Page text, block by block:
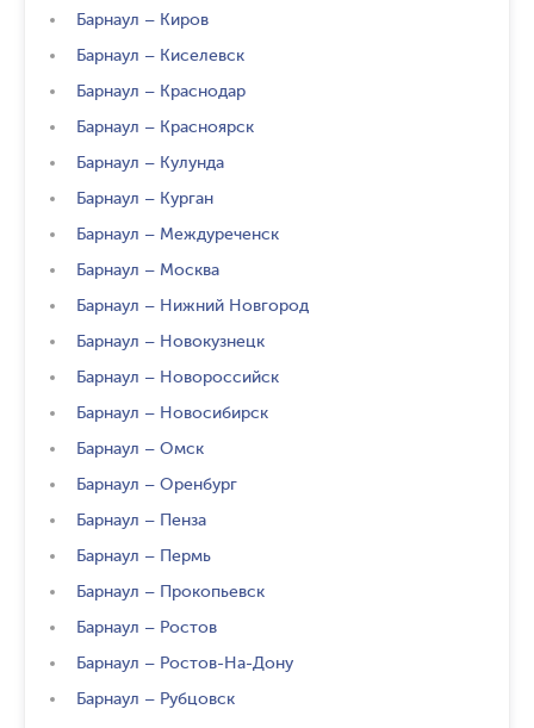
Барнаул – Киров
Барнаул – Киселевск
Барнаул – Краснодар
Барнаул – Красноярск
Барнаул – Кулунда
Барнаул – Курган
Барнаул – Междуреченск
Барнаул – Москва
Барнаул – Нижний Новгород
Барнаул – Новокузнецк
Барнаул – Новороссийск
Барнаул – Новосибирск
Барнаул – Омск
Барнаул – Оренбург
Барнаул – Пенза
Барнаул – Пермь
Барнаул – Прокопьевск
Барнаул – Ростов
Барнаул – Ростов-На-Дону
Барнаул – Рубцовск